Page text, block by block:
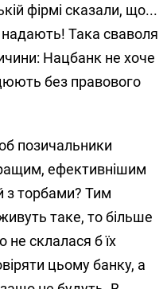
фірмі сказали, що...
Така сваволя
Нацбанк не хоче
без правового
по­зичальники
ефективнішим
з торбами? Тим
таке, то більше
не склалася б їх
цьому банку, а